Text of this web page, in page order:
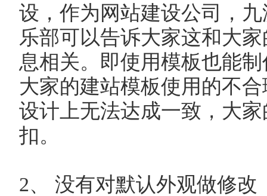
设，作为网站建设公司，
乐部可以告诉大家这和大
息相关。即使用模板也能
大家的建站模板使用的不
设计上无法达成一致，大
扣。
2、 没有对默认外观做修